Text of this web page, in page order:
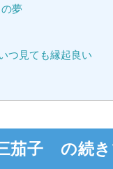
夢
つ見ても縁起良い
子 の続き